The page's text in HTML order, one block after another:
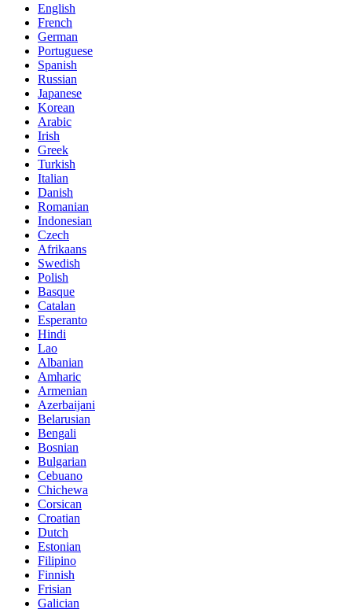
English
French
German
Portuguese
Spanish
Russian
Japanese
Korean
Arabic
Irish
Greek
Turkish
Italian
Danish
Romanian
Indonesian
Czech
Afrikaans
Swedish
Polish
Basque
Catalan
Esperanto
Hindi
Lao
Albanian
Amharic
Armenian
Azerbaijani
Belarusian
Bengali
Bosnian
Bulgarian
Cebuano
Chichewa
Corsican
Croatian
Dutch
Estonian
Filipino
Finnish
Frisian
Galician